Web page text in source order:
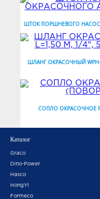
ШТОК ПОРШНЕВОГО НАСОСА
ШЛАНГ ОКРАСОЧНЫЙ WPH-
СОПЛО ОКРАСОЧНОЕ
Каталог
Graco
Dino-Power
Hasco
HongYi
Formeco